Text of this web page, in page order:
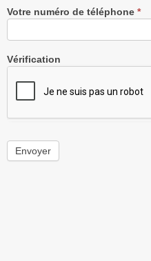
Votre numéro de téléphone *
Vérification
Envoyer